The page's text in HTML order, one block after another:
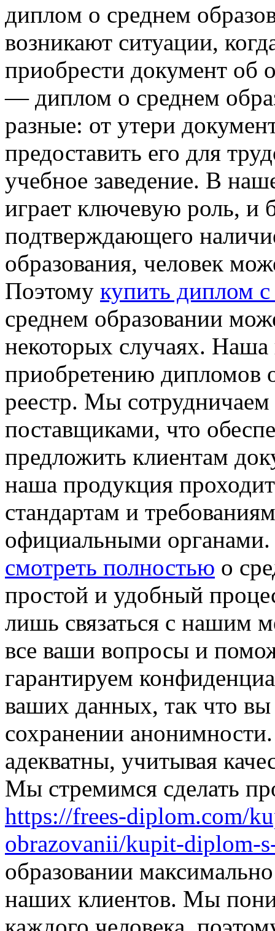
диплoм o срeднeм
возникают ситуации,
приобрести документ об
— диплом о среднем
разные: от утери
предоставить его для
учебное заведение. В
играет ключевую роль, и
подтверждающего
образования, человек
Поэтому купить диплом с
среднем образовании
некоторых случаях. Наша
приобретению дипломов
реестр. Мы
поставщиками, что
предложить клиентам
наша продукция
стандартам и
официальными
смотреть полностью о
простой и удобный
лишь связаться с нашим
все ваши вопросы и
гарантируем
ваших данных, так что
сохранении
адекватны, учитывая
Мы стремимся сделать
https://frees-diplom.com/
obrazovanii/kupit-diplom-
образовании
наших клиентов. Мы